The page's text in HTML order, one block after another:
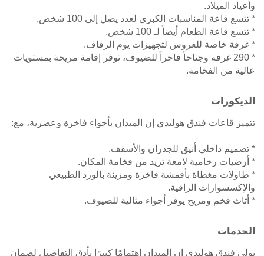
وأعياد الميلاد.
* تتسع قاعة المناسبات الكبرى لعدد يصل إلى 100 شخص.
* تتسع قاعة الطعام أيضاً لـ 100 شخص.
* غرفة خاصة للعروس لتجهيزات يوم الزفاف.
* 290 غرفة وجناحاً فاخراً للضيوف، توفر إقامة مريحة بمستويات
عالية من الفخامة.
الديكورات
تتميز قاعات فندق هوليدي إن الميدان بأجواء فاخرة وعصرية، مع:
* تصميم داخلي أنيق للجدران والأسقف.
* أرضيات رخامية لامعة تزيد من فخامة المكان.
* طاولات مغطاة بأقمشة فاخرة ومزينة بالورد الطبيعي
والإكسسوارات الراقية.
* أثاث فخم ومريح يوفر أجواء مثالية للضيوف.
الخدمات
يولي فندق هوليدي إن الميدان اهتمامًا كبيرًا بأدق التفاصيل لضمان